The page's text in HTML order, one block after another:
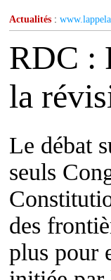
Actualités :
RDC :
la
Le débat
seuls
des
plus pour